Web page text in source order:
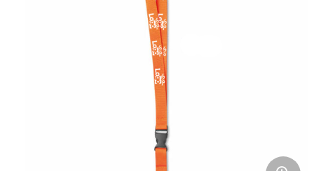
Gereedschap en veiligheid